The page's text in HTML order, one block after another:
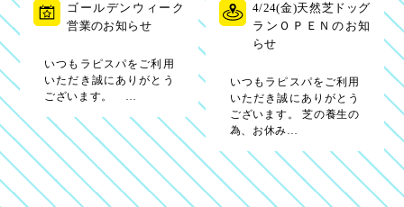
ゴールデンウィーク
営業のお知らせ
いつもラピスパをご利用
いただき誠にありがとう
ございます。 …
4/24(金)天然芝ドッグ
ランＯＰＥＮのお知
らせ
いつもラピスパをご利用
いただき誠にありがとう
ございます。 芝の養生の
為、お休み…